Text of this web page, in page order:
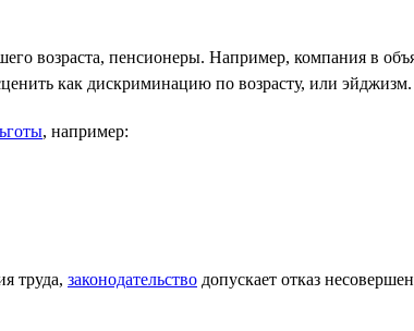
возраста, пенсионеры. Например, компания в
как дискриминацию по возрасту, или эйджизм.
, например:
труда, законодательство допускает отказ